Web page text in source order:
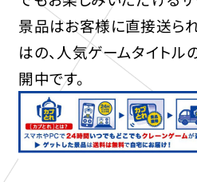
景品はお客様に直接送ら
はの、人気ゲームタイト
開中です。